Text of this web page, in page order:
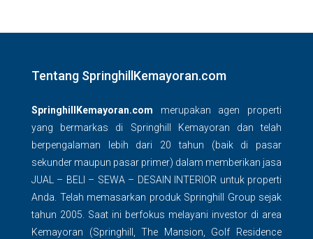
Tentang SpringhillKemayoran.com
SpringhillKemayoran.com merupakan agen properti
yang bermarkas di Springhill Kemayoran dan telah
berpengalaman lebih dari 20 tahun (baik di pasar
sekunder maupun pasar primer) dalam memberikan jasa
JUAL – BELI – SEWA – DESAIN INTERIOR untuk properti
Anda. Telah memasarkan produk Springhill Group sejak
tahun 2005. Saat ini berfokus melayani investor di area
Kemayoran (Springhill, The Mansion, Golf Residence